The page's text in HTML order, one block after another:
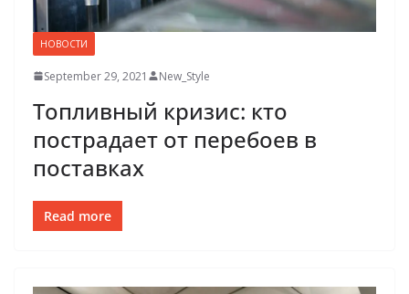
НОВОСТИ
September 29, 2021 New_Style
Топливный кризис: кто
пострадает от перебоев в
поставках
Read more